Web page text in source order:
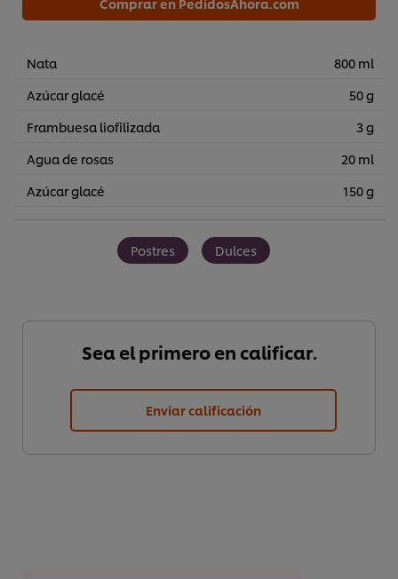
Comprar en PedidosAhora.com
Nata
800 ml
Azúcar glacé
50 g
Frambuesa liofilizada
3 g
Agua de rosas
20 ml
Azúcar glacé
150 g
Postres Dulces
Sea el primero en calificar.
Enviar calificación